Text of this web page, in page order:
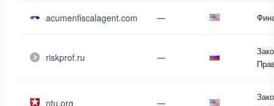
acumenfiscalagent.com —
riskprof.ru —
ntu.org —